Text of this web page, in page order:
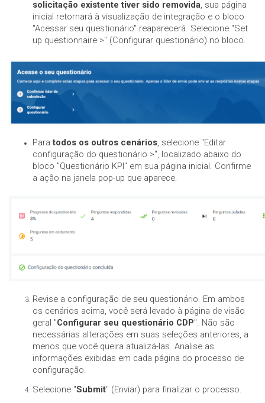
solicitação existente tiver sido removida, sua página
inicial retornará à visualização de integração e o bloco
"Acessar seu questionário" reaparecerá. Selecione "Set
up questionnaire >" (Configurar questionário) no bloco.
Paratodos os outros cenários, selecione "Editar
configuração do questionário >", localizado abaixo do
bloco "Questionário KPI" em sua página inicial. Confirme
a ação na janela pop-up que aparece.
Revise a configuração de seu questionário. Em ambos
os cenários acima, você será levado à página de visão
geral "Configurar seu questionário CDP". Não são
necessárias alterações em suas seleções anteriores, a
menos que você queira atualizá-las. Analise as
informações exibidas em cada página do processo de
configuração.
Selecione "Submit" (Enviar) para finalizar o processo.